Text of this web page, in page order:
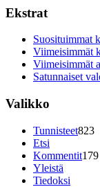
Ekstrat
Suosituimmat
Viimeisimmät
Viimeisimmät
Satunnaiset
Valikko
Tunnisteet823
Etsi
Kommentit179
Yleistä
Tiedoksi